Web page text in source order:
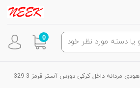
0
هودی مردانه داخل کرکی دورس آستر قرمز 3-329